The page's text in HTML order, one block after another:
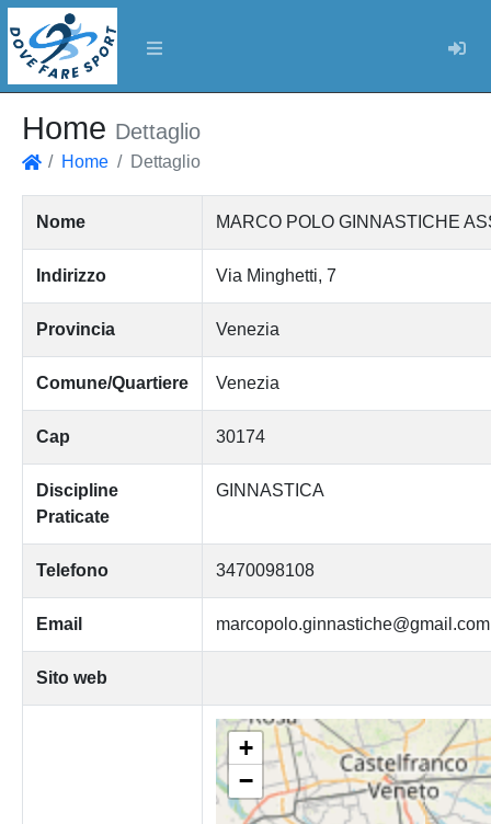
Home Dettaglio
Home Dettaglio
Nome MARCO POLO GINNASTICHE
Indirizzo Via Minghetti, 7
Provincia Venezia
Comune/Quartiere Venezia
Cap 30174
Discipline
Praticate
GINNASTICA
Telefono 3470098108
Email marcopolo.ginnastiche@gmail.com
Sito web
+
−